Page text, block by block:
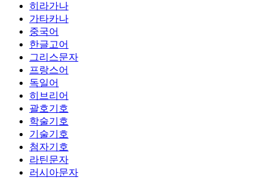
히라가나
가타카나
중국어
한글고어
그리스문자
프랑스어
독일어
히브리어
괄호기호
학술기호
기술기호
첨자기호
라틴문자
러시아문자